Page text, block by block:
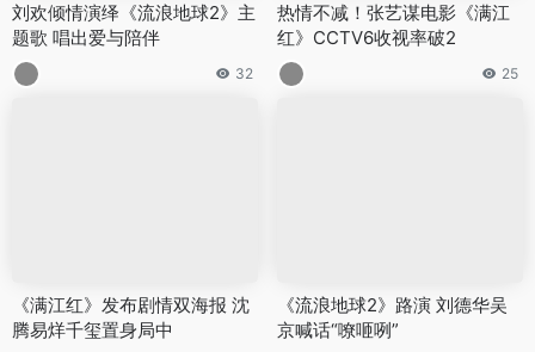
刘欢倾情演绎《流浪地球2》主
题歌 唱出爱与陪伴
32
热情不减！张艺谋电影《满江
红》CCTV6收视率破2
25
《满江红》发布剧情双海报 沈
腾易烊千玺置身局中
《流浪地球2》路演 刘德华吴
京喊话“嘹咂咧”